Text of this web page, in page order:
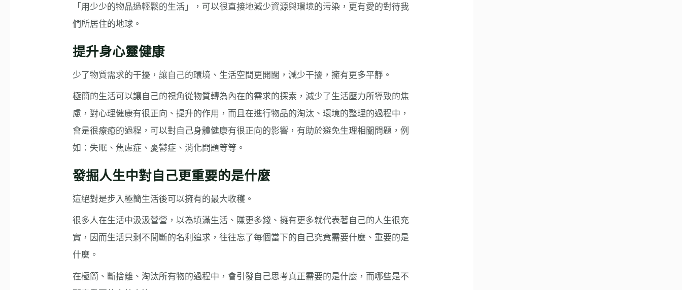
「用少少的物品過輕鬆的生活」，可以很直接地減少資源與環境的污染，更有愛的對待我
們所居住的地球。
提升身心靈健康
少了物質需求的干擾，讓自己的環境、生活空間更開闊，減少干擾，擁有更多平靜。
極簡的生活可以讓自己的視角從物質轉為內在的需求的探索，減少了生活壓力所導致的焦
慮，對心理健康有很正向、提升的作用，而且在進行物品的淘汰、環境的整理的過程中，
會是很療癒的過程，可以對自己身體健康有很正向的影響，有助於避免生理相關問題，例
如：失眠、焦慮症、憂鬱症、消化問題等等。
發掘人生中對自己更重要的是什麼
這絕對是步入極簡生活後可以擁有的最大收穫。
很多人在生活中汲汲營營，以為填滿生活、賺更多錢、擁有更多就代表著自己的人生很充
實，因而生活只剩不間斷的名利追求，往往忘了每個當下的自己究竟需要什麼、重要的是
什麼。
在極簡、斷捨離、淘汰所有物的過程中，會引發自己思考真正需要的是什麼，而哪些是不